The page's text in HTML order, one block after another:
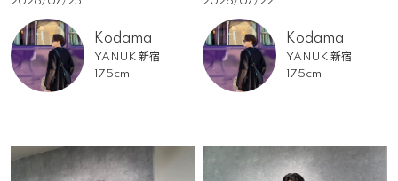
Kodama
YANUK 新宿
175cm
Kodama
YANUK 新宿
175cm